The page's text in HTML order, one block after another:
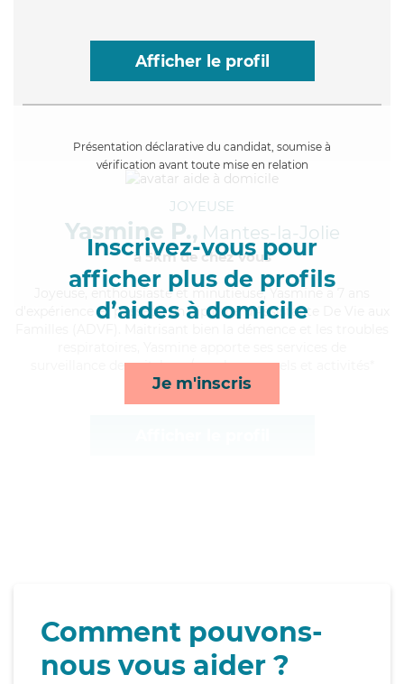
Afficher le profil
Présentation déclarative du candidat, soumise à
vérification avant toute mise en relation
Inscrivez-vous pour
afficher plus de profils
d’aides à domicile
Je m'inscris
JOYEUSE
Yasmine P., Mantes-la-Jolie
à 5km de chez Vous
, enthousiaste et minutieuse, Yasmine a 7 ans
d'expérience et possède un diplôme d'Assistante De Vie aux
surveillance de nuit, lever/coucher, rappels et activités*
Comment pouvons-
nous vous aider ?